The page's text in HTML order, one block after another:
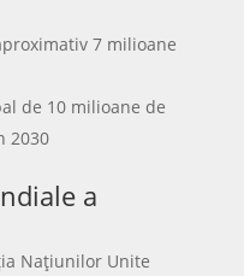
7 milioane
de 10 milioane de
2030
a
Națiunilor Unite